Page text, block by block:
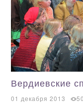
Вердиевские
01 декабря 2013